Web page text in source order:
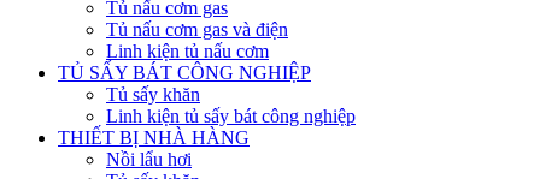
Tủ nấu cơm gas
Tủ nấu cơm gas và điện
Linh kiện tủ nấu cơm
TỦ SẤY BÁT CÔNG NGHIỆP
Tủ sấy khăn
Linh kiện tủ sấy bát công nghiệp
THIẾT BỊ NHÀ HÀNG
Nồi lẩu hơi